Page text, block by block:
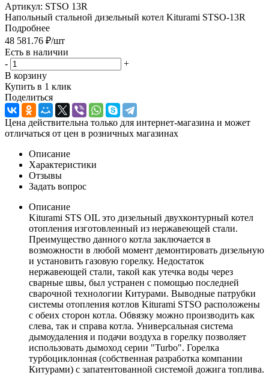
Артикул: STSO 13R
Напольный стальной дизельный котел Kiturami STSO-13R
Подробнее
48 581.76 ₽/шт
Есть в наличии
-
+
В корзину
Купить в 1 клик
Поделиться
Цена действительна только для интернет-магазина и может
отличаться от цен в розничных магазинах
Описание
Характеристики
Отзывы
Задать вопрос
Описание
Kiturami STS OIL это дизельный двухконтурный котел
отопления изготовленный из нержавеющей стали.
Преимущество данного котла заключается в
возможности в любой момент демонтировать дизельную
и установить газовую горелку. Недостаток
нержавеющей стали, такой как утечка воды через
сварные швы, был устранен с помощью последней
сварочной технологии Китурами. Выводные патрубки
системы отопления котлов Kiturami STSO расположены
с обеих сторон котла. Обвязку можно производить как
слева, так и справа котла. Универсальная система
дымоудаления и подачи воздуха в горелку позволяет
использовать дымоход серии "Turbo". Горелка
турбоциклонная (собственная разработка компании
Китурами) с запатентованной системой дожига топлива.